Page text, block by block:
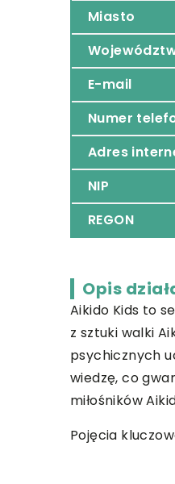
Miasto
E-mail
Numer
Adres
NIP
REGON
Opis
Aikido Kids to
z sztuki walki
psychicznych
wiedzę, co
miłośników
Pojęcia